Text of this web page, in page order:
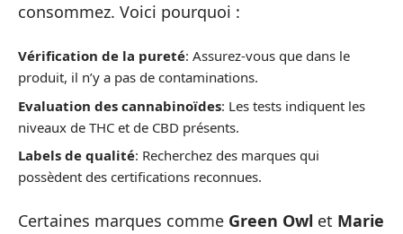
consommez. Voici pourquoi :
Vérification de la pureté: Assurez-vous que dans le
produit, il n’y a pas de contaminations.
Evaluation des cannabinoïdes: Les tests indiquent les
niveaux de THC et de CBD présents.
Labels de qualité: Recherchez des marques qui
possèdent des certifications reconnues.
Certaines marques comme Green Owl et Marie